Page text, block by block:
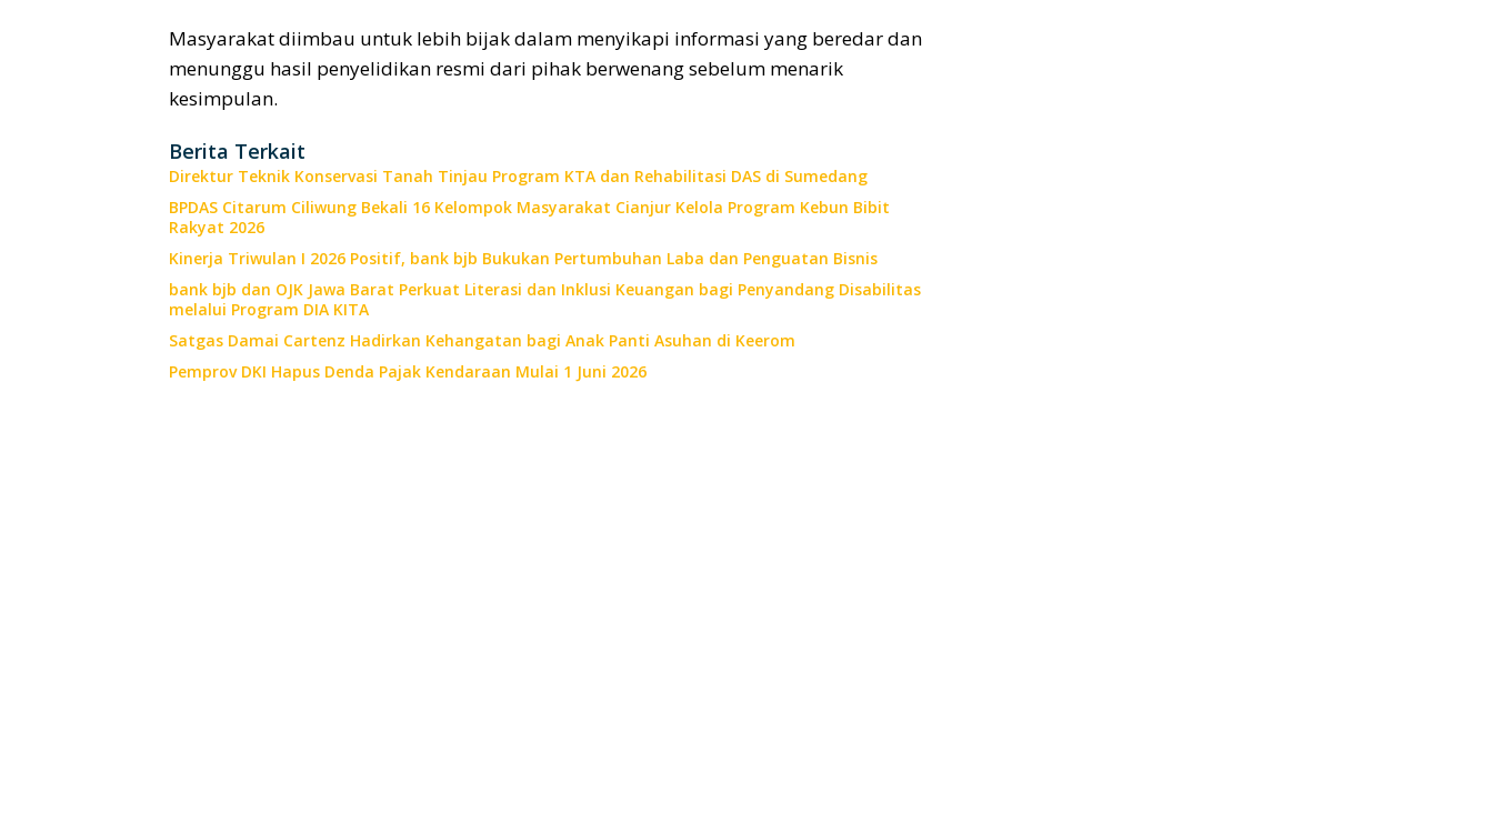
Masyarakat diimbau untuk lebih bijak dalam menyikapi informasi yang beredar dan
menunggu hasil penyelidikan resmi dari pihak berwenang sebelum menarik
kesimpulan.
Berita Terkait
Direktur Teknik Konservasi Tanah Tinjau Program KTA dan Rehabilitasi DAS di Sumedang
BPDAS Citarum Ciliwung Bekali 16 Kelompok Masyarakat Cianjur Kelola Program Kebun Bibit
Rakyat 2026
Kinerja Triwulan I 2026 Positif, bank bjb Bukukan Pertumbuhan Laba dan Penguatan Bisnis
bank bjb dan OJK Jawa Barat Perkuat Literasi dan Inklusi Keuangan bagi Penyandang Disabilitas
melalui Program DIA KITA
Satgas Damai Cartenz Hadirkan Kehangatan bagi Anak Panti Asuhan di Keerom
Pemprov DKI Hapus Denda Pajak Kendaraan Mulai 1 Juni 2026